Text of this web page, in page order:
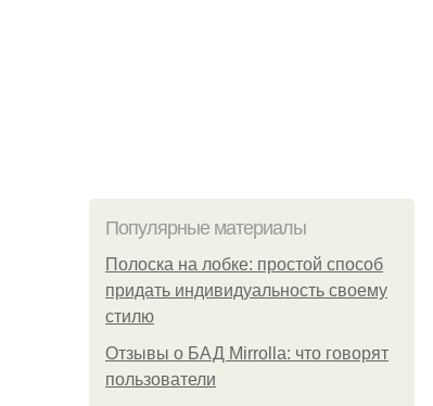
Популярные материалы
Полоска на лобке: простой способ
придать индивидуальность своему
стилю
Отзывы о БАД Mirrolla: что говорят
пользователи